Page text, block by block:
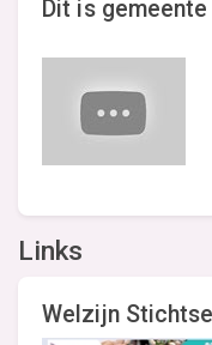
Dit is
Links
Welzijn